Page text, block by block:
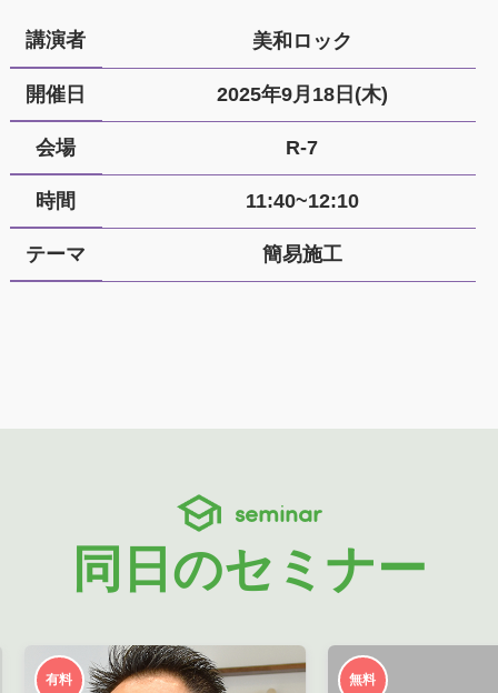
講演者 美和ロック
開催日 2025年9月18日(木)
会場 R-7
時間 11:40~12:10
テーマ 簡易施工
seminar
同日のセミナー
有料 無料